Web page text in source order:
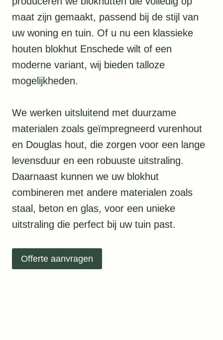
maat zijn gemaakt, passend bij de stijl van
uw woning en tuin. Of u nu een klassieke
houten blokhut Enschede wilt of een
moderne variant, wij bieden talloze
mogelijkheden.
We werken uitsluitend met duurzame
materialen zoals geïmpregneerd vurenhout
en Douglas hout, die zorgen voor een lange
levensduur en een robuuste uitstraling.
Daarnaast kunnen we uw blokhut
combineren met andere materialen zoals
staal, beton en glas, voor een unieke
uitstraling die perfect bij uw tuin past.
Offerte aanvragen